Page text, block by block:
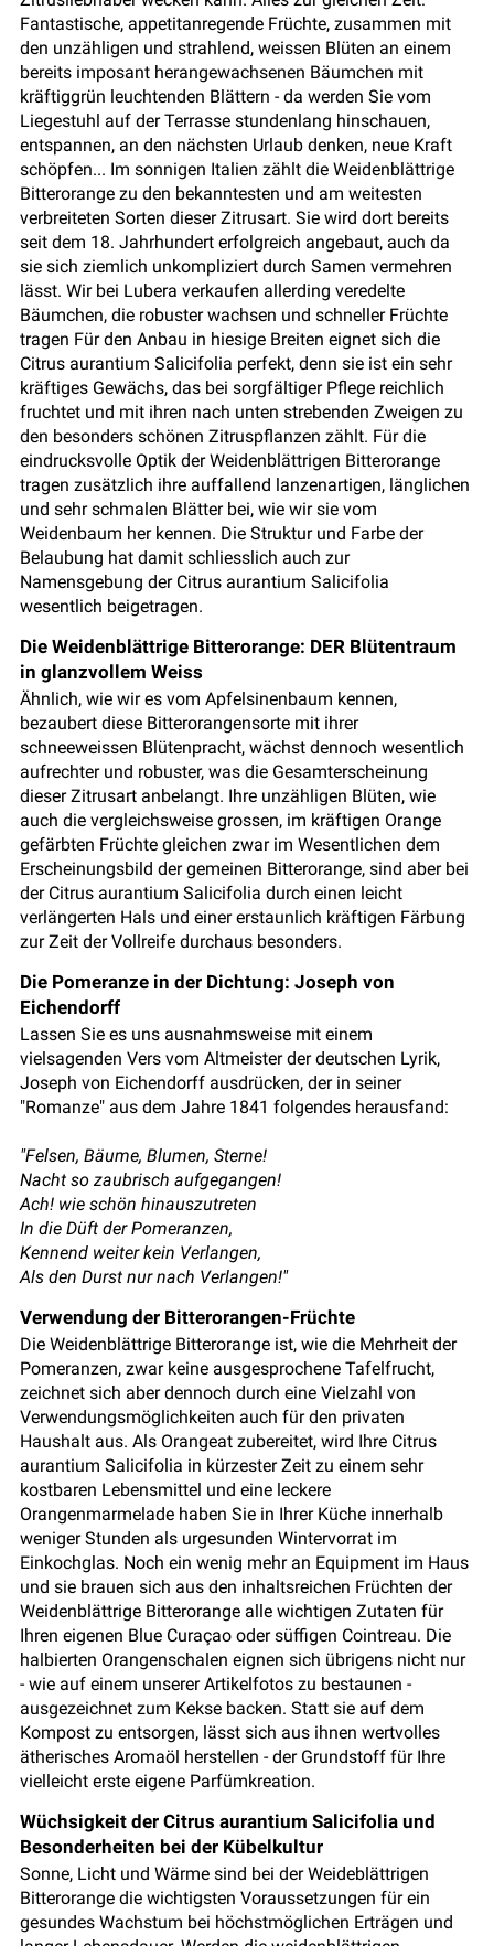
Fantastische, appetitanregende Früchte, zusammen mit
den unzähligen und strahlend, weissen Blüten an einem
bereits imposant herangewachsenen Bäumchen mit
kräftiggrün leuchtenden Blättern - da werden Sie vom
Liegestuhl auf der Terrasse stundenlang hinschauen,
entspannen, an den nächsten Urlaub denken, neue Kraft
schöpfen... Im sonnigen Italien zählt die Weidenblättrige
Bitterorange zu den bekanntesten und am weitesten
verbreiteten Sorten dieser Zitrusart. Sie wird dort bereits
seit dem 18. Jahrhundert erfolgreich angebaut, auch da
sie sich ziemlich unkompliziert durch Samen vermehren
lässt. Wir bei Lubera verkaufen allerding veredelte
Bäumchen, die robuster wachsen und schneller Früchte
tragen Für den Anbau in hiesige Breiten eignet sich die
Citrus aurantium Salicifolia perfekt, denn sie ist ein sehr
kräftiges Gewächs, das bei sorgfältiger Pflege reichlich
fruchtet und mit ihren nach unten strebenden Zweigen zu
den besonders schönen Zitruspflanzen zählt. Für die
eindrucksvolle Optik der Weidenblättrigen Bitterorange
tragen zusätzlich ihre auffallend lanzenartigen, länglichen
und sehr schmalen Blätter bei, wie wir sie vom
Weidenbaum her kennen. Die Struktur und Farbe der
Belaubung hat damit schliesslich auch zur
Namensgebung der Citrus aurantium Salicifolia
wesentlich beigetragen.
Die Weidenblättrige Bitterorange: DER Blütentraum
in glanzvollem Weiss
Ähnlich, wie wir es vom Apfelsinenbaum kennen,
bezaubert diese Bitterorangensorte mit ihrer
schneeweissen Blütenpracht, wächst dennoch wesentlich
aufrechter und robuster, was die Gesamterscheinung
dieser Zitrusart anbelangt. Ihre unzähligen Blüten, wie
auch die vergleichsweise grossen, im kräftigen Orange
gefärbten Früchte gleichen zwar im Wesentlichen dem
Erscheinungsbild der gemeinen Bitterorange, sind aber bei
der Citrus aurantium Salicifolia durch einen leicht
verlängerten Hals und einer erstaunlich kräftigen Färbung
zur Zeit der Vollreife durchaus besonders.
Die Pomeranze in der Dichtung: Joseph von
Eichendorff
Lassen Sie es uns ausnahmsweise mit einem
vielsagenden Vers vom Altmeister der deutschen Lyrik,
Joseph von Eichendorff ausdrücken, der in seiner
"Romanze" aus dem Jahre 1841 folgendes herausfand:
"Felsen, Bäume, Blumen, Sterne!
Nacht so zaubrisch aufgegangen!
Ach! wie schön hinauszutreten
In die Düft der Pomeranzen,
Kennend weiter kein Verlangen,
Als den Durst nur nach Verlangen!"
Verwendung der Bitterorangen-Früchte
Die Weidenblättrige Bitterorange ist, wie die Mehrheit der
Pomeranzen, zwar keine ausgesprochene Tafelfrucht,
zeichnet sich aber dennoch durch eine Vielzahl von
Verwendungsmöglichkeiten auch für den privaten
Haushalt aus. Als Orangeat zubereitet, wird Ihre Citrus
aurantium Salicifolia in kürzester Zeit zu einem sehr
kostbaren Lebensmittel und eine leckere
Orangenmarmelade haben Sie in Ihrer Küche innerhalb
weniger Stunden als urgesunden Wintervorrat im
Einkochglas. Noch ein wenig mehr an Equipment im Haus
und sie brauen sich aus den inhaltsreichen Früchten der
Weidenblättrige Bitterorange alle wichtigen Zutaten für
Ihren eigenen Blue Curaçao oder süffigen Cointreau. Die
halbierten Orangenschalen eignen sich übrigens nicht nur
- wie auf einem unserer Artikelfotos zu bestaunen -
ausgezeichnet zum Kekse backen. Statt sie auf dem
Kompost zu entsorgen, lässt sich aus ihnen wertvolles
ätherisches Aromaöl herstellen - der Grundstoff für Ihre
vielleicht erste eigene Parfümkreation.
Wüchsigkeit der Citrus aurantium Salicifolia und
Besonderheiten bei der Kübelkultur
Sonne, Licht und Wärme sind bei der Weideblättrigen
Bitterorange die wichtigsten Voraussetzungen für ein
gesundes Wachstum bei höchstmöglichen Erträgen und